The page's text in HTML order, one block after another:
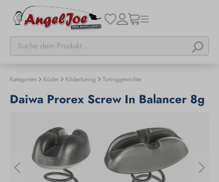
Kategorien Köder Ködertuning Tuninggewichte
Daiwa Prorex Screw In Balancer 8g